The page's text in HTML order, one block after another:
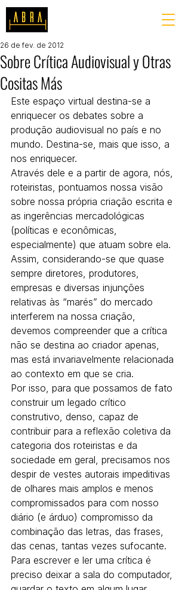
Sobre Crítica Audiovisual y Otras
Cositas Más
26 de fev. de 2012
Este espaço virtual destina-se a
enriquecer os debates sobre a
produção audiovisual no país e no
mundo. Destina-se, mais que isso, a
nos enriquecer.
Através dele e a partir de agora, nós,
roteiristas, pontuamos nossa visão
sobre nossa própria criação escrita e
as ingerências mercadológicas
(políticas e econômicas,
especialmente) que atuam sobre ela.
Assim, considerando-se que quase
sempre diretores, produtores,
empresas e diversas injunções
relativas às “marés” do mercado
interferem na nossa criação,
devemos compreender que a crítica
não se destina ao criador apenas,
mas está invariavelmente relacionada
ao contexto em que se cria.
Por isso, para que possamos de fato
construir um legado crítico
construtivo, denso, capaz de
contribuir para a reflexão coletiva da
categoria dos roteiristas e da
sociedade em geral, precisamos nos
despir de vestes autorais impeditivas
de olhares mais amplos e menos
compromissados para com nosso
diário (e árduo) compromisso da
combinação das letras, das frases,
das cenas, tantas vezes sufocante.
Para escrever e ler uma crítica é
preciso deixar a sala do computador,